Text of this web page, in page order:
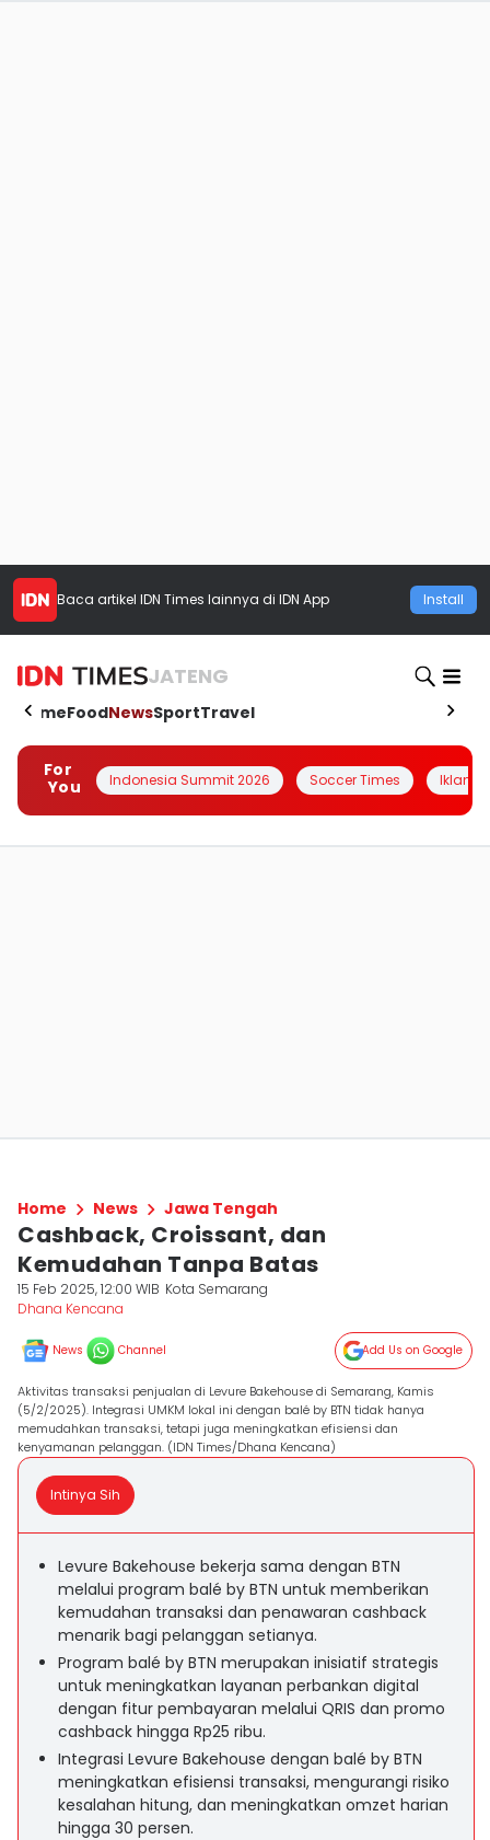
Baca artikel IDN Times lainnya di IDN App Install
JATENG
HomeFoodNewsSportTravel
For
You
Indonesia Summit 2026 Soccer Times Iklanin
Home News Jawa Tengah
Cashback, Croissant, dan
Kemudahan Tanpa Batas
15 Feb 2025, 12:00 WIB Kota Semarang
Dhana Kencana
News Channel Add Us on Google
Aktivitas transaksi penjualan di Levure Bakehouse di Semarang, Kamis
(5/2/2025). Integrasi UMKM lokal ini dengan balé by BTN tidak hanya
memudahkan transaksi, tetapi juga meningkatkan efisiensi dan
kenyamanan pelanggan. (IDN Times/Dhana Kencana)
Intinya Sih
Levure Bakehouse bekerja sama dengan BTN
melalui program balé by BTN untuk memberikan
kemudahan transaksi dan penawaran cashback
menarik bagi pelanggan setianya.
Program balé by BTN merupakan inisiatif strategis
untuk meningkatkan layanan perbankan digital
dengan fitur pembayaran melalui QRIS dan promo
cashback hingga Rp25 ribu.
Integrasi Levure Bakehouse dengan balé by BTN
meningkatkan efisiensi transaksi, mengurangi risiko
kesalahan hitung, dan meningkatkan omzet harian
hingga 30 persen.